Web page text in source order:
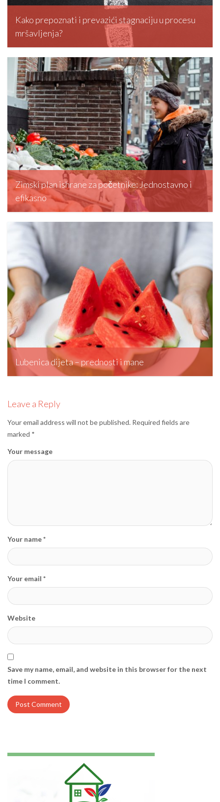
Kako prepoznati i prevazići stagnaciju u procesu
mršavljenja?
editormd, March 5, 2026
Zimski plan ishrane za početnike: Jednostavno i
efikasno
editormd, December 5, 2025
Lubenica dijeta – prednosti i mane
Leave a Reply
Your email address will not be published. Required fields are
marked *
Your message
Your name *
Your email *
Website
Save my name, email, and website in this browser for the next
time I comment.